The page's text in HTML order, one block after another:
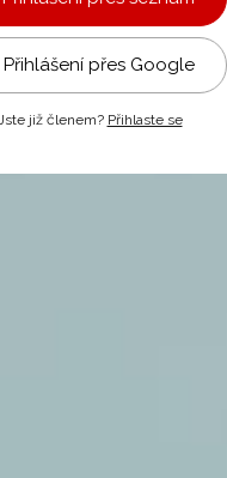
Přihlášení přes Google
Jste již členem? Přihlaste se